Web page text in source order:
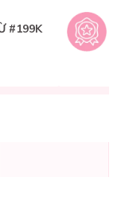
#199K